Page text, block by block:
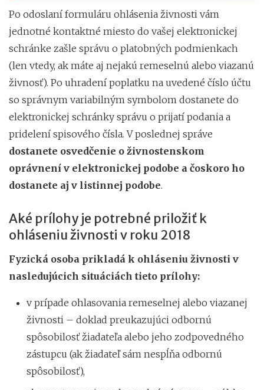
Po odoslaní formuláru ohlásenia živnosti vám
jednotné kontaktné miesto do vašej elektronickej
schránke zašle správu o platobných podmienkach
(len vtedy, ak máte aj nejakú remeselnú alebo viazanú
živnosť). Po uhradení poplatku na uvedené číslo účtu
so správnym variabilným symbolom dostanete do
elektronickej schránky správu o prijatí podania a
pridelení spisového čísla. V poslednej správe
dostanete osvedčenie o živnostenskom
oprávnení v elektronickej podobe a čoskoro ho
dostanete aj v listinnej podobe.
Aké prílohy je potrebné priložiť k
ohláseniu živnosti v roku 2018
Fyzická osoba prikladá k ohláseniu živnosti v
nasledujúcich situáciách tieto prílohy:
v prípade ohlasovania remeselnej alebo viazanej
živnosti – doklad preukazujúci odbornú
spôsobilosť žiadateľa alebo jeho zodpovedného
zástupcu (ak žiadateľ sám nespĺňa odbornú
spôsobilosť),